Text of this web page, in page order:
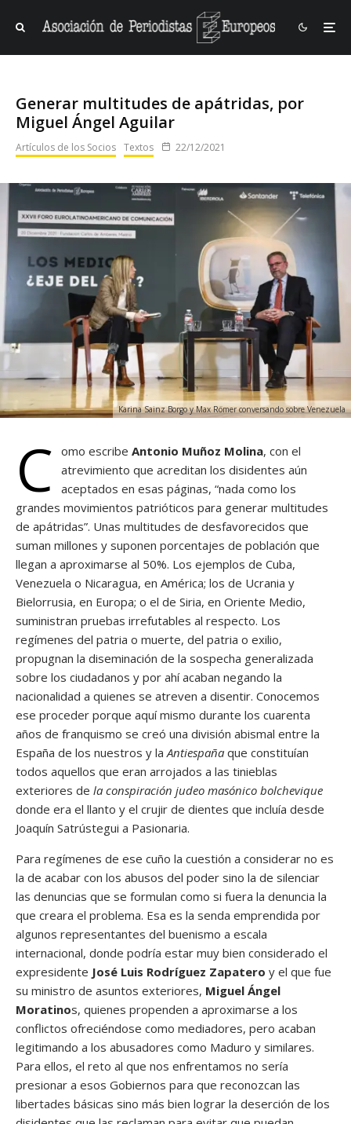
Generar multitudes de apátridas, por
Miguel Ángel Aguilar
Artículos de los Socios Textos 22/12/2021
Karina Sainz Borgo y Max Römer conversando sobre Venezuela
C omo escribe Antonio Muñoz Molina, con el
atrevimiento que acreditan los disidentes aún
aceptados en esas páginas, “nada como los
grandes movimientos patrióticos para generar multitudes
de apátridas”. Unas multitudes de desfavorecidos que
suman millones y suponen porcentajes de población que
llegan a aproximarse al 50%. Los ejemplos de Cuba,
Venezuela o Nicaragua, en América; los de Ucrania y
Bielorrusia, en Europa; o el de Siria, en Oriente Medio,
suministran pruebas irrefutables al respecto. Los
regímenes del patria o muerte, del patria o exilio,
propugnan la diseminación de la sospecha generalizada
sobre los ciudadanos y por ahí acaban negando la
nacionalidad a quienes se atreven a disentir. Conocemos
ese proceder porque aquí mismo durante los cuarenta
años de franquismo se creó una división abismal entre la
España de los nuestros y la Antiespaña que constituían
todos aquellos que eran arrojados a las tinieblas
exteriores de la conspiración judeo masónico bolchevique
donde era el llanto y el crujir de dientes que incluía desde
Joaquín Satrústegui a Pasionaria.
Para regímenes de ese cuño la cuestión a considerar no es
la de acabar con los abusos del poder sino la de silenciar
las denuncias que se formulan como si fuera la denuncia la
que creara el problema. Esa es la senda emprendida por
algunos representantes del buenismo a escala
internacional, donde podría estar muy bien considerado el
expresidente José Luis Rodríguez Zapatero y el que fue
su ministro de asuntos exteriores, Miguel Ángel
Moratinos, quienes propenden a aproximarse a los
conflictos ofreciéndose como mediadores, pero acaban
legitimando a los abusadores como Maduro y similares.
Para ellos, el reto al que nos enfrentamos no sería
presionar a esos Gobiernos para que reconozcan las
libertades básicas sino más bien lograr la deserción de los